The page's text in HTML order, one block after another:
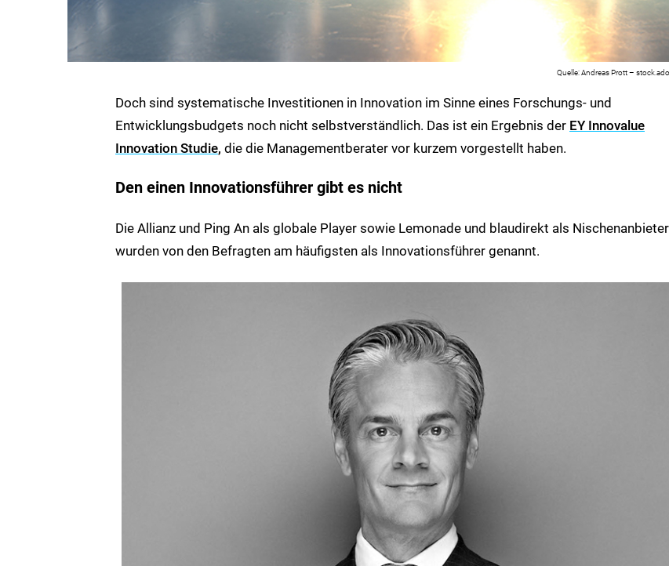
Andreas Prott –
Doch sind systematische Investitionen in Innovation im Sinne eines Forschungs- und
Entwicklungsbudgets noch nicht selbstverständlich. Das ist ein Ergebnis der EY Innovalue
Innovation Studie, die die Managementberater vor kurzem vorgestellt haben.
Den einen Innovationsführer gibt es nicht
Die Allianz und Ping An als globale Player sowie Lemonade und blaudirekt als Nischenanbieter
wurden von den Befragten am häufigsten als Innovationsführer genannt.